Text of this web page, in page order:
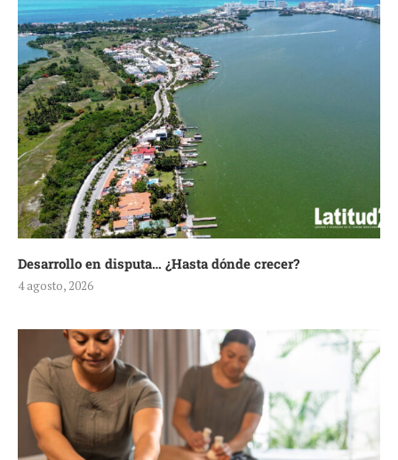
Desarrollo en disputa… ¿Hasta dónde crecer?
4 agosto, 2026